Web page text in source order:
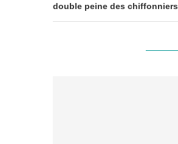
double peine des chiffonniers